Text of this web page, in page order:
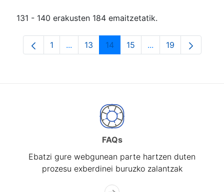
131 - 140 erakusten 184 emaitzetatik.
Orrialdea
1 ...Intermediate Pages Use TAB to navigate.
Orrialdea
13 Orrialdea
14 Orrialdea
15 ...Intermediate
Orrialdea
19
FAQs
Ebatzi gure webgunean parte hartzen duten
prozesu exberdinei buruzko zalantzak